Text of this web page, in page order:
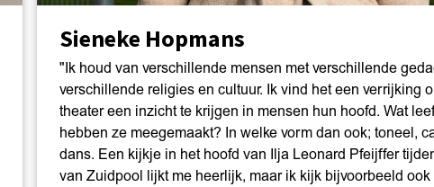
Sieneke Hopmans
"Ik houd van verschillende mensen met verschillende
verschillende religies en cultuur. Ik vind het een verrijking
theater een inzicht te krijgen in mensen hun hoofd. Wat
hebben ze meegemaakt? In welke vorm dan ook; toneel,
dans. Een kijkje in het hoofd van Ilja Leonard Pfeijffer
van Zuidpool lijkt me heerlijk, maar ik kijk bijvoorbeeld